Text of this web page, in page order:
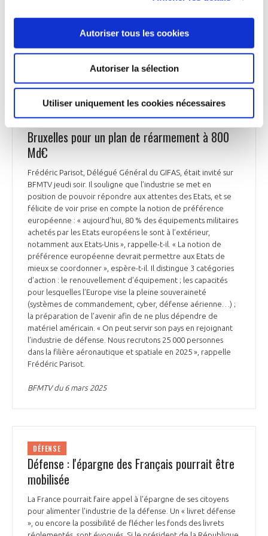
Autoriser tous les cookies
Autoriser la sélection
Utiliser uniquement les cookies nécessaires
DÉFENSE
La réaction de Frédéric Parisot au feu vert de
Bruxelles pour un plan de réarmement à 800
Md€
Frédéric Parisot, Délégué Général du GIFAS, était invité sur
BFMTV jeudi soir. Il souligne que l’industrie se met en
position de pouvoir répondre aux attentes des Etats, et se
félicite de voir prise en compte la notion de préférence
européenne : « aujourd’hui, 80 % des équipements militaires
achetés par les Etats européens le sont à l’extérieur,
notamment aux Etats-Unis », rappelle-t-il. « La notion de
préférence européenne devrait permettre aux Etats de
mieux se coordonner », espère-t-il. Il distingue 3 catégories
d’action : le renouvellement d’équipement ; les capacités
pour lesquelles l’Europe vise la pleine souveraineté
(systèmes de commandement, cyber, défense aérienne…) ;
la préparation de l’avenir afin de ne plus dépendre de
matériel américain. « On peut servir son pays en rejoignant
l’industrie de défense. Nous recrutons 25 000 personnes
dans la filière aéronautique et spatiale en 2025 », rappelle
Frédéric Parisot.
BFMTV du 6 mars 2025
DÉFENSE
Défense : l'épargne des Français pourrait être
mobilisée
La France pourrait faire appel à l'épargne de ses citoyens
pour alimenter l'industrie de la défense. Un « livret défense
», ou encore la possibilité de flécher les fonds des livrets